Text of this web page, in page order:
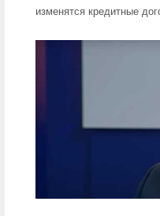
изменятся кредитные